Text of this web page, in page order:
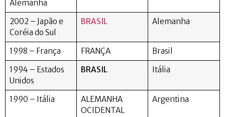
Alemanha
2002 – Japão e
Coréia do Sul
BRASIL Alemanha
1998 – França FRANÇA
Brasil
1994 – Estados
Unidos
BRASIL Itália
1990 – Itália
ALEMANHA
OCIDENTAL
Argentina